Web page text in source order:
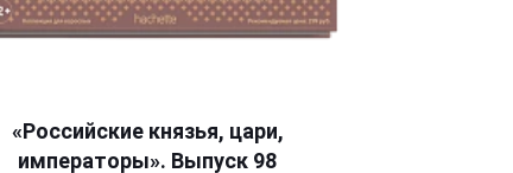
«Российские князья, цари,
императоры». Выпуск 98